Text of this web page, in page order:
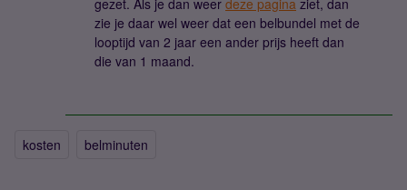
gezet. Als je dan weer deze pagina ziet, dan
zie je daar wel weer dat een belbundel met de
looptijd van 2 jaar een ander prijs heeft dan
die van 1 maand.
kosten belminuten